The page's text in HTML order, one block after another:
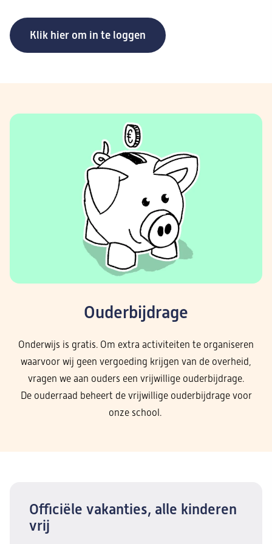
Klik hier om in te loggen
Ouderbijdrage
Onderwijs is gratis. Om extra activiteiten te organiseren
waarvoor wij geen vergoeding krijgen van de overheid,
vragen we aan ouders een vrijwillige ouderbijdrage.
De ouderraad beheert de vrijwillige ouderbijdrage voor
onze school.
Officiële vakanties, alle kinderen
vrij